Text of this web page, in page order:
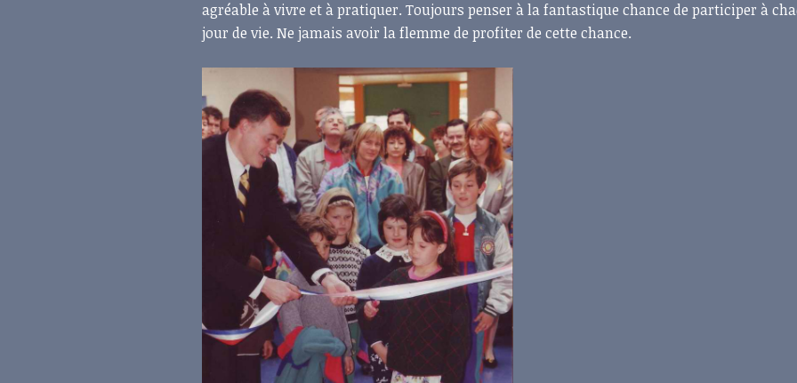
agréable à vivre et à pratiquer. Toujours penser à la fantastique chance de participer à
jour de vie. Ne jamais avoir la flemme de profiter de cette chance.